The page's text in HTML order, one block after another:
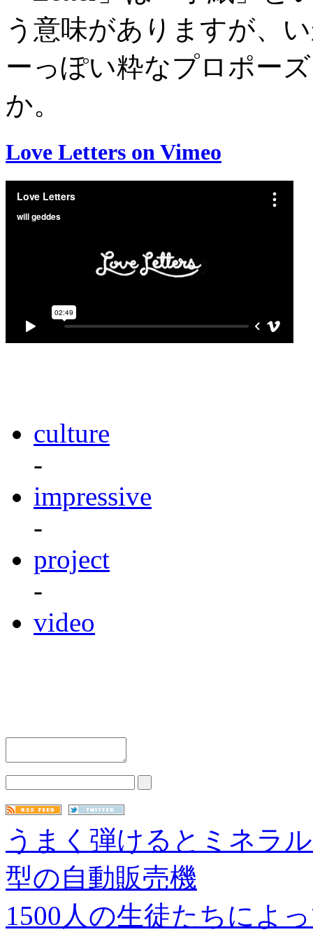
う意味がありますが、
ーっぽい粋なプロポー
か。
Love Letters on Vimeo
culture
-
impressive
-
project
-
video
うまく弾けるとミネラ
型の自動販売機
1500人の生徒たちによ